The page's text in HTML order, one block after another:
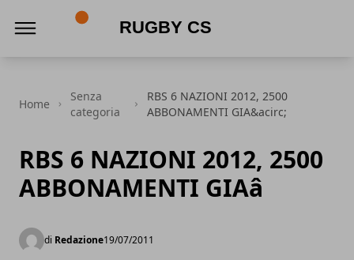
Home
Senza
categoria
RBS 6 NAZIONI 2012, 2500
ABBONAMENTI GIA&acirc;
RBS 6 NAZIONI 2012, 2500
ABBONAMENTI GIAâ
di Redazione19/07/2011